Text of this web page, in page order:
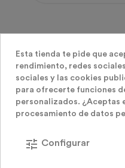
LOS CLIENTES
PRODUCTO
Esta tienda te pide que
rendimiento, redes
sociales y las cookies
para ofrecerte funciones
personalizados. ¿Aceptas
procesamiento de datos
tune Configurar